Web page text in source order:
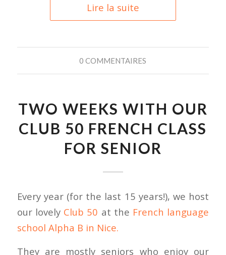
Lire la suite
0 COMMENTAIRES
TWO WEEKS WITH OUR
CLUB 50 FRENCH CLASS
FOR SENIOR
Every year (for the last 15 years!), we host
our lovely Club 50 at the French language
school Alpha B in Nice.
They are mostly seniors who enjoy our